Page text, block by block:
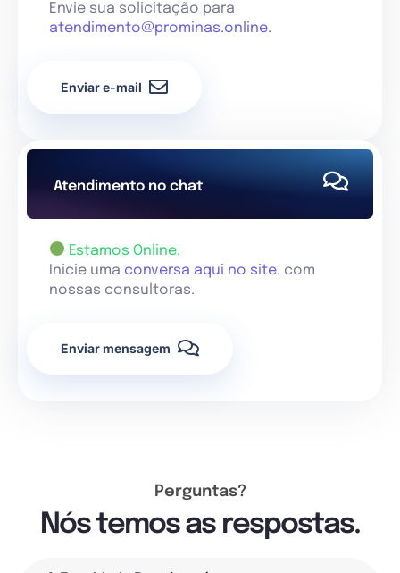
Envie sua solicitação para
atendimento@prominas.online.
Enviar e-mail
Atendimento no chat
Estamos Online.
Inicie uma conversa aqui no site. com
nossas consultoras.
Enviar mensagem
Perguntas?
Nós temos as respostas.